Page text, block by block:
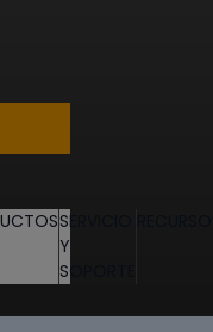
SERVICIO
Y
SOPORTE